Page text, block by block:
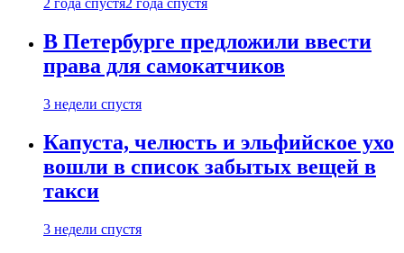
2 года спустя2 года спустя
В Петербурге предложили ввести
права для самокатчиков
3 недели спустя
Капуста, челюсть и эльфийское ухо
вошли в список забытых вещей в
такси
3 недели спустя